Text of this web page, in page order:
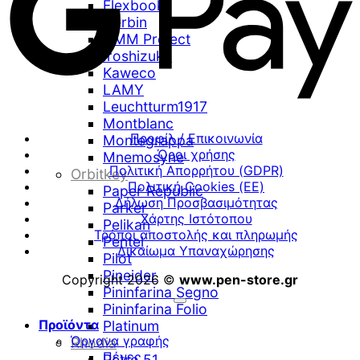
Flexbook
Herbin
HMM Project
Iroshizuku
Kaweco
LAMY
Leuchtturm1917
Montblanc
Montegrappa
Mnemosyne
Orbitkey
Paper Republic
Parker
Pelikan
Pentel
Pilot
Pineider
Pininfarina Segno
Pininfarina Folio
Platinum
Rhodia
Προφίλ / Επικοινωνία
Όροι χρήσης
Πολιτική Απορρήτου (GDPR)
Πολιτική Cookies (ΕΕ)
Δήλωση Προσβασιμότητας
Χάρτης Ιστότοπου
Τρόποι αποστολής και πληρωμής
Δικαίωμα Υπαναχώρησης
Copyright 2026 © www.pen-store.gr
Προϊόντα
Όργανα γραφής
Πένες